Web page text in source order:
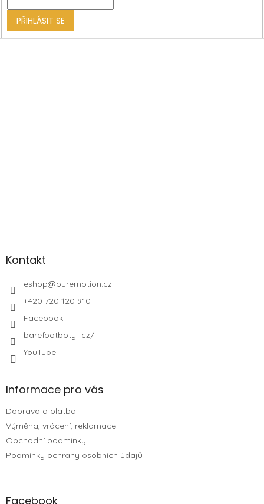
PŘIHLÁSIT SE
Kontakt
eshop@puremotion.cz
+420 720 120 910
Facebook
barefootboty_cz/
YouTube
Informace pro vás
Doprava a platba
Výměna, vrácení, reklamace
Obchodní podmínky
Podmínky ochrany osobních údajů
Facebook